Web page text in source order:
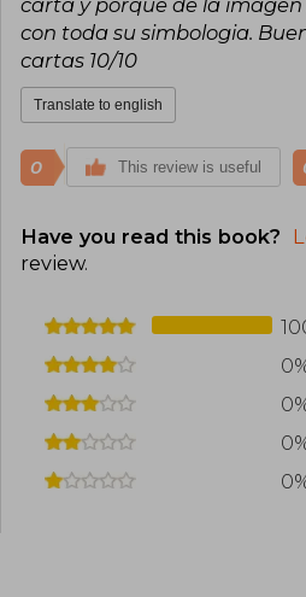
mitología y
coherente y
con toda su simbologia.
cartas 10/10
Translate to english
0 This review is useful
Have you read this book?
review.